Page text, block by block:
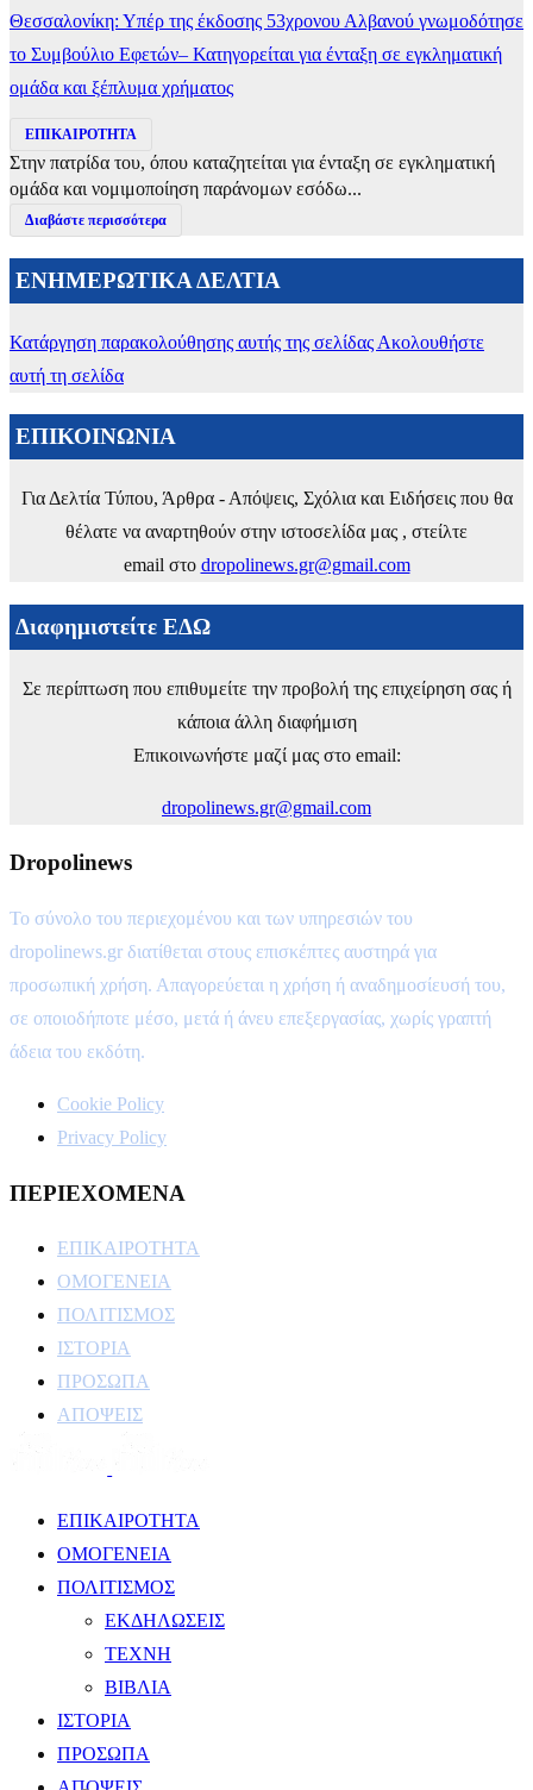
Θεσσαλονίκη: Υπέρ της έκδοσης 53χρονου Αλβανού γνωμοδότησε
το Συμβούλιο Εφετών– Κατηγορείται για ένταξη σε εγκληματική
ομάδα και ξέπλυμα χρήματος
ΕΠΙΚΑΙΡΟΤΗΤΑ
Στην πατρίδα του, όπου καταζητείται για ένταξη σε εγκληματική
ομάδα και νομιμοποίηση παράνομων εσόδω...
Διαβάστε περισσότερα
ΕΝΗΜΕΡΩΤΙΚΑ ΔΕΛΤΙΑ
Κατάργηση παρακολούθησης αυτής της σελίδας Ακολουθήστε
αυτή τη σελίδα
ΕΠΙΚΟΙΝΩΝΙΑ
Για Δελτία Τύπου, Άρθρα - Απόψεις, Σχόλια και Ειδήσεις που θα
θέλατε να αναρτηθούν στην ιστοσελίδα μας , στείλτε
email στο dropolinews.gr@gmail.com
Διαφημιστείτε ΕΔΩ
Σε περίπτωση που επιθυμείτε την προβολή της επιχείρηση σας ή
κάποια άλλη διαφήμιση
Επικοινωνήστε μαζί μας στο email:
dropolinews.gr@gmail.com
Dropolinews
Το σύνολο του περιεχομένου και των υπηρεσιών του
dropolinews.gr διατίθεται στους επισκέπτες αυστηρά για
προσωπική χρήση. Απαγορεύεται η χρήση ή αναδημοσίευσή του,
σε οποιοδήποτε μέσο, μετά ή άνευ επεξεργασίας, χωρίς γραπτή
άδεια του εκδότη.
Cookie Policy
Privacy Policy
ΠΕΡΙΕΧΟΜΕΝΑ
ΕΠΙΚΑΙΡΟΤΗΤΑ
ΟΜΟΓΕΝΕΙΑ
ΠΟΛΙΤΙΣΜΟΣ
ΙΣΤΟΡΙΑ
ΠΡΟΣΩΠΑ
ΑΠΟΨΕΙΣ
ΕΠΙΚΑΙΡΟΤΗΤΑ
ΟΜΟΓΕΝΕΙΑ
ΠΟΛΙΤΙΣΜΟΣ
ΕΚΔΗΛΩΣΕΙΣ
ΤΕΧΝΗ
ΒΙΒΛΙΑ
ΙΣΤΟΡΙΑ
ΠΡΟΣΩΠΑ